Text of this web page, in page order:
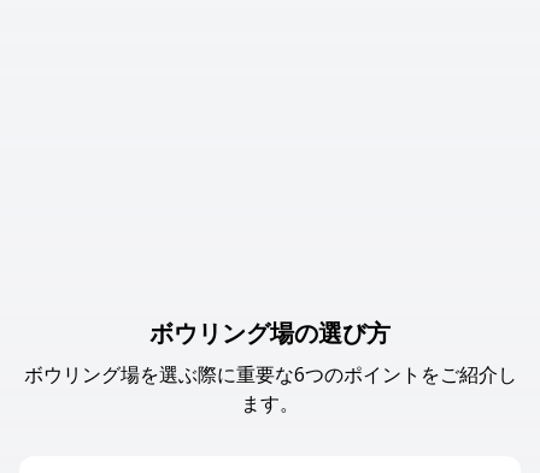
ボウリング場の選び方
ボウリング場を選ぶ際に重要な6つのポイントをご紹介し
ます。